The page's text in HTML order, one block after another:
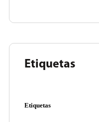
Etiquetas
Etiquetas